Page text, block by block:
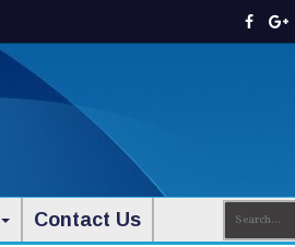
Contact Us